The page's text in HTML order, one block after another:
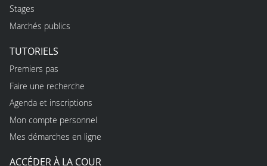
Stages
Marchés publics
TUTORIELS
Premiers pas
Faire une recherche
Agenda et inscriptions
Mon compte personnel
Mes démarches en ligne
ACCÉDER À LA COUR